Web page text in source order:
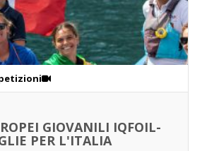
GIOVANILI IQFOIL-
PER L'ITALIA